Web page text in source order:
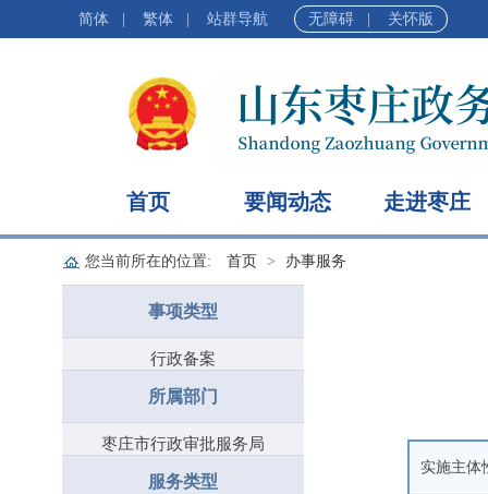
简体 繁体 站群导航 无障碍 关怀版
首页 要闻动态 走进枣庄
您当前所在的位置: 首页 办事服务
事项类型
行政备案
所属部门
枣庄市行政审批服务局
服务类型
实施主体